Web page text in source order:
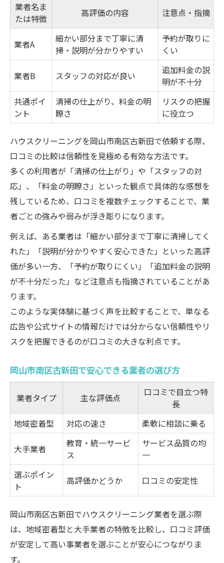
業者名ま
たは特徴
高評価の内容 注意点・指摘
業者A
細かい部分まで丁寧に清
掃・説明が分かりやすい
予約が取りに
くい
業者B スタッフの対応が良い
追加料金の説
明が不十分
共通ポイ
ント
清掃の仕上がり、料金の明
瞭さ
リスクの把握
に役立つ
ハウスクリーニングを岡山市南区古新田で依頼する際、
口コミの比較は信頼性を見極める有効な方法です。
多くの利用者が「清掃の仕上がり」や「スタッフの対
応」、「料金の明瞭さ」といった観点で具体的な感想を
残しているため、口コミを複数チェックすることで、業
者ごとの強みや弱みが浮き彫りになります。
例えば、ある業者は「細かい部分まで丁寧に清掃してく
れた」「説明が分かりやすく安心できた」といった高評
価が多い一方、「予約が取りにくい」「追加料金の説明
が不十分だった」など注意点も指摘されていることがあ
ります。
このような実体験に基づく声を比較することで、単なる
広告や公式サイトの情報だけでは分からない信頼性やリ
スクを把握できるのが口コミの大きな利点です。
岡山市南区古新田で安心できる業者の選び方
業者タイプ 主な評価点
口コミで目立つ特
長
地域密着型
対応の速さ 柔軟に相談に乗る
大手業者
教育・統一サービ
ス
サービス品質の均
一
選ぶポイン
ト
高評価かどうか 口コミの安定性
岡山市南区古新田でハウスクリーニング業者を選ぶ際
は、地域密着型と大手業者の特徴を比較し、口コミ評価
が安定して高い事業者を選ぶことが安心につながりま
す。